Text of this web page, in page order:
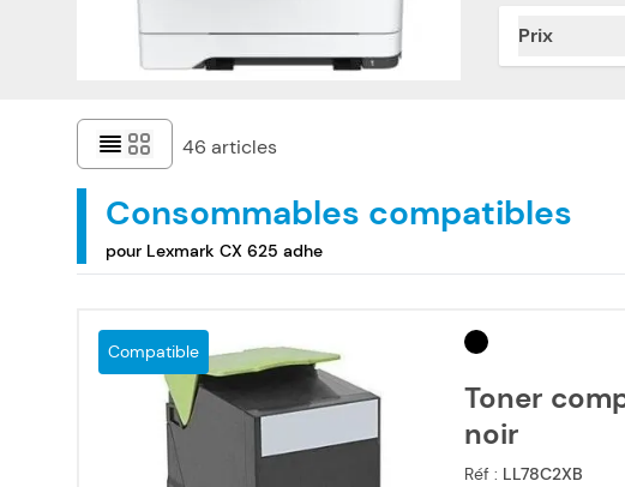
Prix
filter
46 articles
Consommables compatibles
pour Lexmark CX 625 adhe
Compatible
Toner
noir
Réf : LL78C2XB